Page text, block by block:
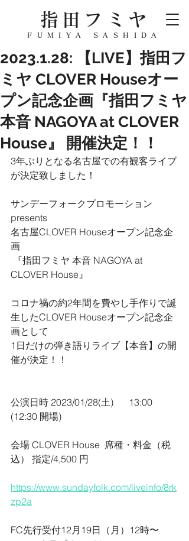
指田フミヤ
FUMIYA SASHIDA
2023.1.28: 【LIVE】指田フ
ミヤ CLOVER Houseオー
プン記念企画『指田フミヤ
本音 NAGOYA at CLOVER
House』 開催決定！！
3年ぶりとなる名古屋での有観客ライブ
が決定致しました！
サンデーフォークプロモーション
presents
名古屋CLOVER Houseオープン記念企
画
CLOVER House』
コロナ禍の約2年間を費やし手作りで誕
生したCLOVER Houseオープン記念企
画として
1日だけの弾き語りライブ【本音】の開
催が決定！！
公演日時 2023/01/28(土)	13:00
(12:30 開場)
会場 CLOVER House  席種・料金（税
込） 指定/4,500 円
https://www.sundayfolk.com/liveinfo/8rk
zp2a
FC先行受付12月19日（月）12時〜